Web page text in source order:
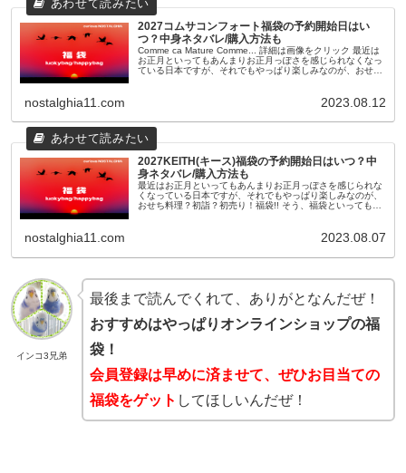
2027コムサコンフォート福袋の予約開始日はい
つ？中身ネタバレ/購入方法も
Comme ca Mature Comme... 詳細は画像をクリック 最近は
お正月といってもあんまりお正月っぽさを感じられなくなっ
ている日本ですが、それでもやっぱり楽しみなのが、おせち
nostalghia11.com 2023.08.12
2027KEITH(キース)福袋の予約開始日はいつ？中
身ネタバレ/購入方法も
最近はお正月といってもあんまりお正月っぽさを感じられな
くなっている日本ですが、それでもやっぱり楽しみなのが、
おせち料理？初詣？初売り！福袋!! そう、福袋といっても最
nostalghia11.com 2023.08.07
インコ3兄弟
最後まで読んでくれて、ありがとなんだぜ！
おすすめはやっぱりオンラインショップの福
袋！
会員登録は早めに済ませて、ぜひお目当ての
福袋をゲット してほしいんだぜ！